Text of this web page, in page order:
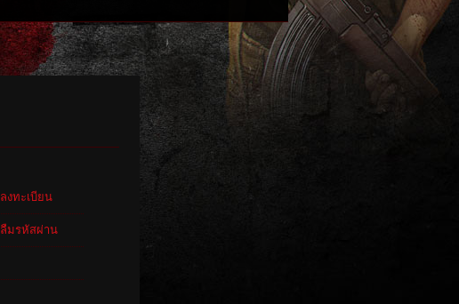
ลงทะเบียน
ลืมรหัสผ่าน